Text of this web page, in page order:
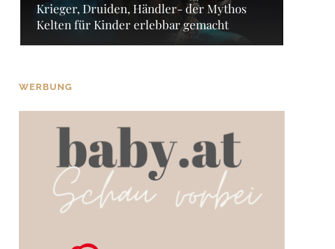
Krieger, Druiden, Händler- der Mythos
Kelten für Kinder erlebbar gemacht
WERBUNG